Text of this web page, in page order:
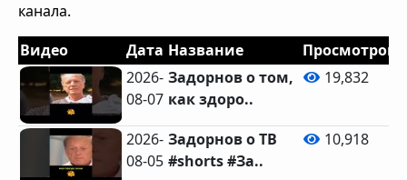
канала.
Видео
Дата Название Просмотров
2026-
08-07
Задорнов о том,
как здоро..
19,832
2026-
08-05
Задорнов о ТВ
#shorts #За..
10,918